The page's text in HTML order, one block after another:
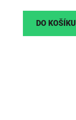
DO KOŠÍKU